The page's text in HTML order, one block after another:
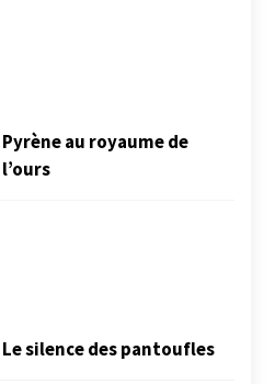
Pyrène au royaume de
l’ours
Le silence des pantoufles